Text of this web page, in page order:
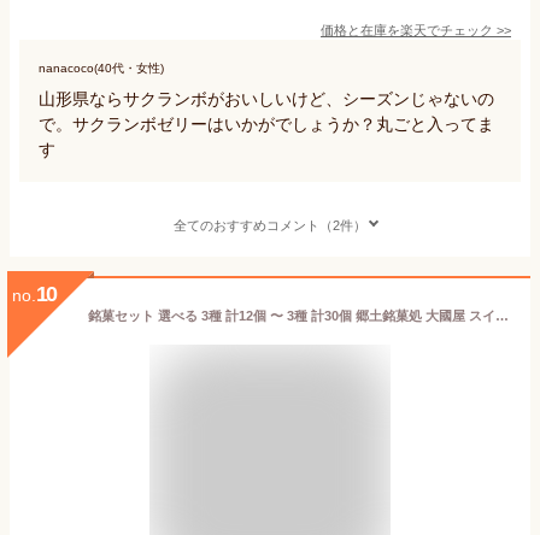
価格と在庫を楽天でチェック >>
nanacoco(40代・女性)
山形県ならサクランボがおいしいけど、シーズンじゃないの
で。サクランボゼリーはいかがでしょうか？丸ごと入ってま
す
全てのおすすめコメント（2件）
no. 10
銘菓セット 選べる 3種 計12個 〜 3種 計30個 郷土銘菓処 大國屋 スイーツ 和菓子 お菓子 かりんとう ゆべし あげまん 山形産 山形県 生産者直送 お取り寄せ ギフト プレゼント 贈り物 代金引換決済不可 送料無料 お歳暮